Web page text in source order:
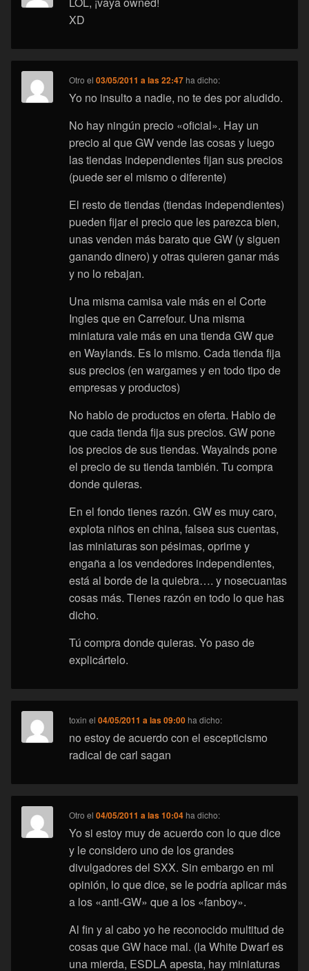
XD
Otro el03/05/2011 a las 22:47 ha dicho:
Yo no insulto a nadie, no te des por aludido.
No hay ningún precio «oficial». Hay un
precio al que GW vende las cosas y luego
las tiendas independientes fijan sus precios
(puede ser el mismo o diferente)
El resto de tiendas (tiendas independientes)
pueden fijar el precio que les parezca bien,
unas venden más barato que GW (y siguen
ganando dinero) y otras quieren ganar más
y no lo rebajan.
Una misma camisa vale más en el Corte
Ingles que en Carrefour. Una misma
miniatura vale más en una tienda GW que
en Waylands. Es lo mismo. Cada tienda fija
sus precios (en wargames y en todo tipo de
empresas y productos)
No hablo de productos en oferta. Hablo de
que cada tienda fija sus precios. GW pone
los precios de sus tiendas. Wayalnds pone
el precio de su tienda también. Tu compra
donde quieras.
En el fondo tienes razón. GW es muy caro,
explota niños en china, falsea sus cuentas,
las miniaturas son pésimas, oprime y
engaña a los vendedores independientes,
está al borde de la quiebra…. y nosecuantas
cosas más. Tienes razón en todo lo que has
dicho.
Tú compra donde quieras. Yo paso de
explicártelo.
toxin el04/05/2011 a las 09:00 ha dicho:
no estoy de acuerdo con el escepticismo
radical de carl sagan
Otro el04/05/2011 a las 10:04 ha dicho:
Yo si estoy muy de acuerdo con lo que dice
y le considero uno de los grandes
divulgadores del SXX. Sin embargo en mi
opinión, lo que dice, se le podría aplicar más
a los «anti-GW» que a los «fanboy».
Al fin y al cabo yo he reconocido multitud de
cosas que GW hace mal. (la White Dwarf es
una mierda, ESDLA apesta, hay miniaturas